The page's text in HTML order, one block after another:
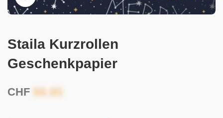
Staila Kurzrollen
Geschenkpapier
CHF